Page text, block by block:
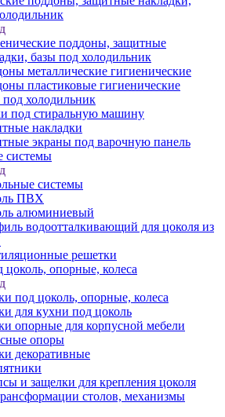
поддоны, защитные
базы под холодильник
металлические гигиенические
пластиковые гигиенические
под холодильник
под стиральную машину
накладки
экраны под варочную панель
системы
системы
ПВХ
алюминиевый
водоотталкивающий для цоколя из
решетки
опорные, колеса
под цоколь, опорные, колеса
для кухни под цоколь
опорные для корпусной мебели
опоры
декоративные
и защелки для крепления цоколя
столов, механизмы